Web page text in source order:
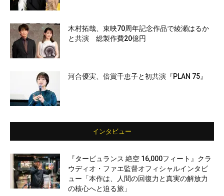
木村拓哉、東映70周年記念作品で綾瀬はるか
と共演 総製作費20億円
河合優実、倍賞千恵子と初共演『PLAN 75』
インタビュー
『タービュランス 絶空 16,000フィート』クラ
ウディオ・ファエ監督オフィシャルインタビ
ュー「本作は、人間の回復力と真実の解放力
の核心へと迫る旅」